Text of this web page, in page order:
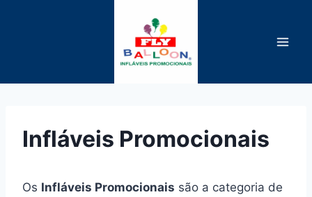
Infláveis Promocionais
Os Infláveis Promocionais são a categoria de